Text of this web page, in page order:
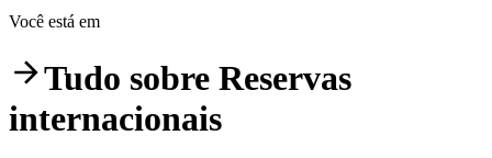
Você está em
Tudo sobre Reservas
internacionais